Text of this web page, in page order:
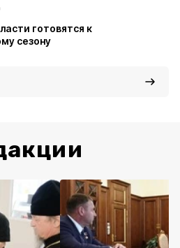
готовятся к
сезону